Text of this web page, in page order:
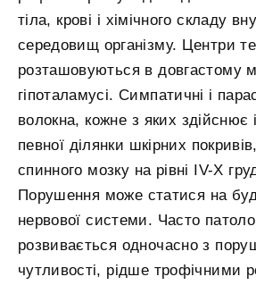
тіла, крові і хімічного складу
середовищ організму. Центри
розташовуються в довгастому
гіпоталамусі. Симпатичні і
волокна, кожне з яких здійснює
певної ділянки шкірних
спинного мозку на рівні IV-Х
Порушення може статися на
нервової системи. Часто
розвивається одночасно з
чутливості, рідше трофічними